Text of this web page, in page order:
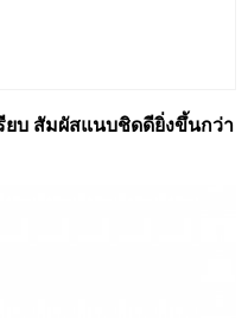
ยบ สัมผัสแนบชิดดียิ่งขึ้นกว่า